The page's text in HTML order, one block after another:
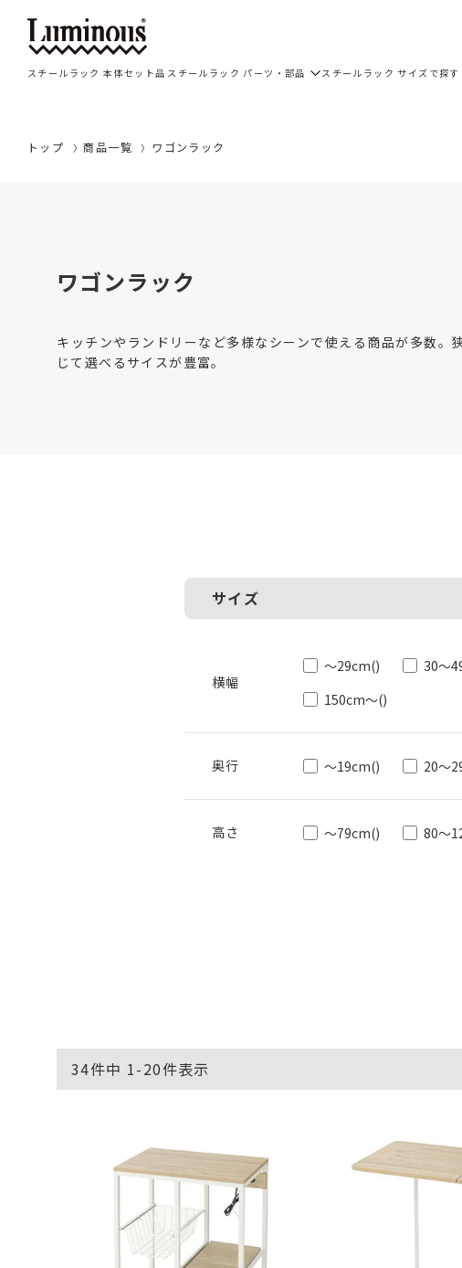
スチールラック 本体セット品 スチールラック パーツ・部品 スチールラック サイズで探す
トップ 商品一覧 ワゴンラック
ワゴンラック
キッチンやランドリーなど多様なシーンで使える商品が多数
じて選べるサイスが豊富。
サイズ
～29cm() 30～
150cm～()
～19cm() 20～
～79cm() 80～
34件中 1-20件表示